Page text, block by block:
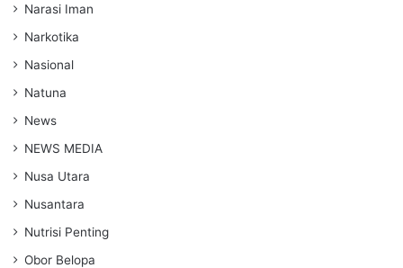
Narasi Iman
Narkotika
Nasional
Natuna
News
NEWS MEDIA
Nusa Utara
Nusantara
Nutrisi Penting
Obor Belopa